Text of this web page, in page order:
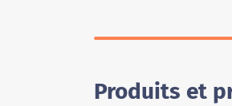
Produits et